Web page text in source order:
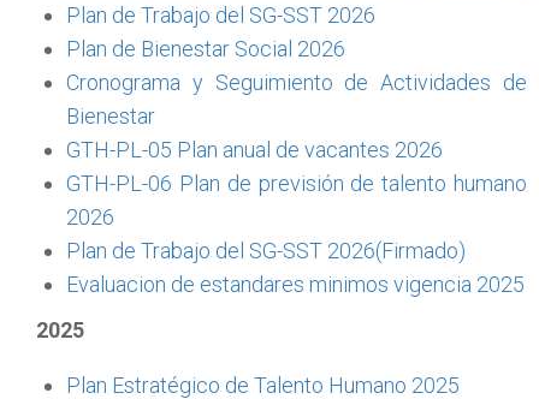
Plan de Trabajo del SG-SST 2026
Plan de Bienestar Social 2026
Cronograma y Seguimiento de Actividades de
Bienestar
GTH-PL-05 Plan anual de vacantes 2026
GTH-PL-06 Plan de previsión de talento humano
2026
Plan de Trabajo del SG-SST 2026(Firmado)
Evaluacion de estandares minimos vigencia 2025
2025
Plan Estratégico de Talento Humano 2025